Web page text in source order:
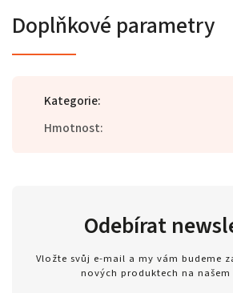
Doplňkové parametry
Kategorie:
Hmotnost:
Odebírat
Vložte svůj e-mail a my vám budeme
nových produktech na našem